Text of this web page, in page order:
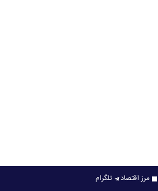
مرز اقتصاد تلگرام